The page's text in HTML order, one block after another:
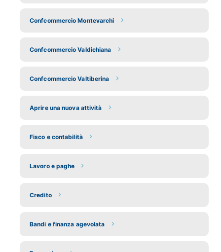
Confcommercio Montevarchi
Confcommercio Valdichiana
Confcommercio Valtiberina
Aprire una nuova attività
Fisco e contabilità
Lavoro e paghe
Credito
Bandi e finanza agevolata